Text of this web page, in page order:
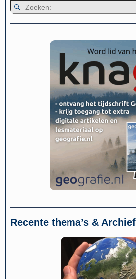
Recente thema’s & Archief